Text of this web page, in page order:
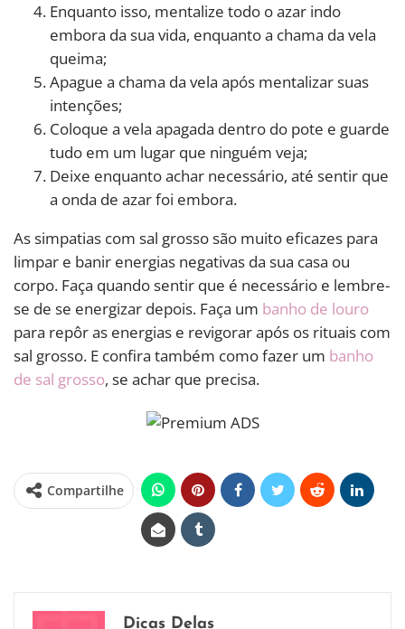
Enquanto isso, mentalize todo o azar indo
embora da sua vida, enquanto a chama da vela
queima;
Apague a chama da vela após mentalizar suas
intenções;
Coloque a vela apagada dentro do pote e guarde
tudo em um lugar que ninguém veja;
Deixe enquanto achar necessário, até sentir que
a onda de azar foi embora.
As simpatias com sal grosso são muito eficazes para
limpar e banir energias negativas da sua casa ou
corpo. Faça quando sentir que é necessário e lembre-
se de se energizar depois. Faça um banho de louro
para repôr as energias e revigorar após os rituais com
sal grosso. E confira também como fazer um banho
de sal grosso, se achar que precisa.
Compartilhe
Dicas Delas